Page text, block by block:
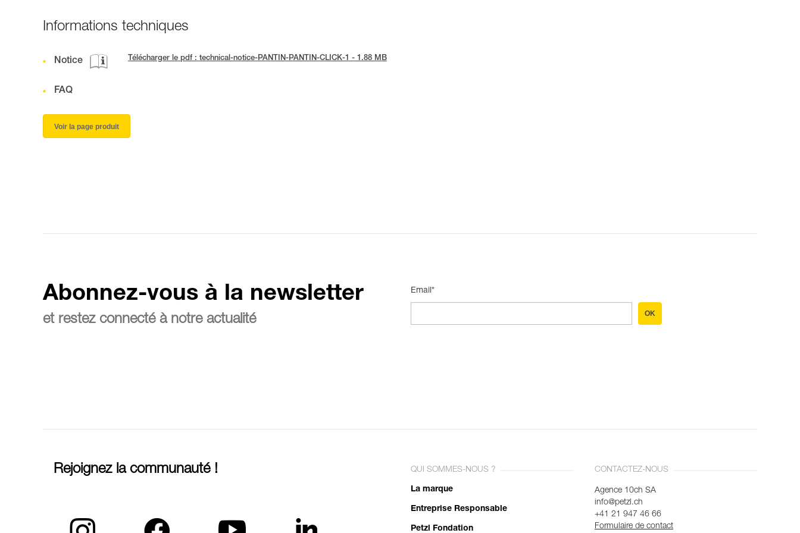
Informations techniques
Notice Télécharger le pdf : technical-notice-PANTIN-PANTIN-CLICK-1 - 1.88 MB
FAQ
Voir la page produit
Abonnez-vous à la newsletter
et restez connecté à notre actualité
Email*
OK
Rejoignez la communauté ! QUI SOMMES-NOUS ?
La marque
Entreprise Responsable
Petzl Fondation
CONTACTEZ-NOUS
Agence 10ch SA
info@petzl.ch
+41 21 947 46 66
Formulaire de contact